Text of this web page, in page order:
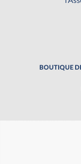
BOUTIQUE